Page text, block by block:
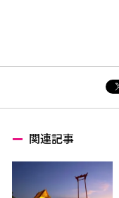
関連記事